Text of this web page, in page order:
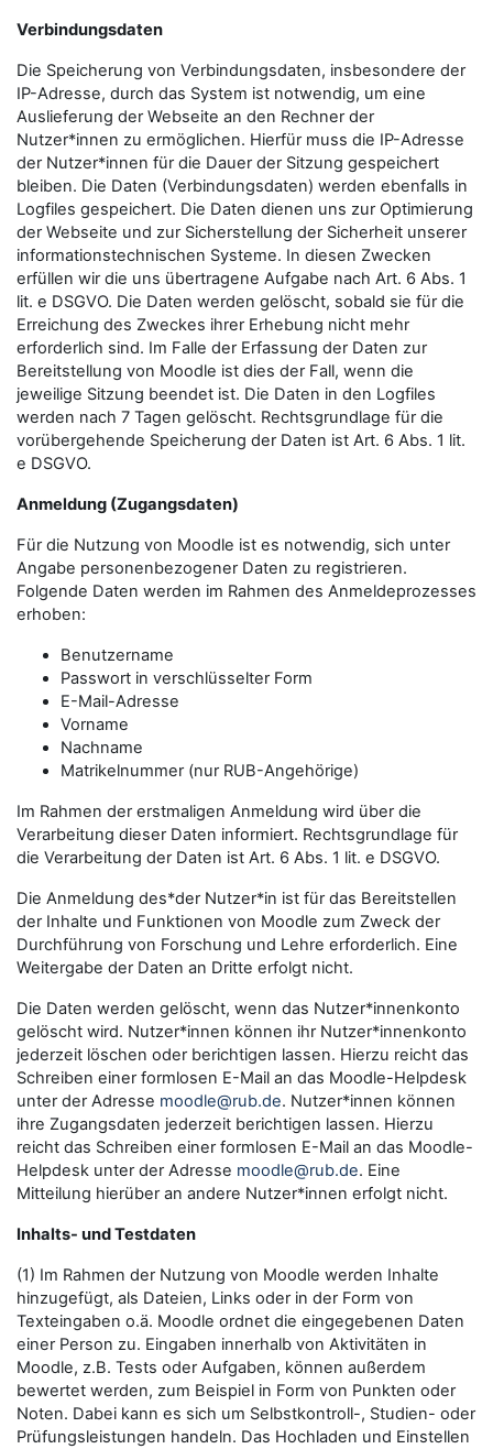
Verbindungsdaten
Die Speicherung von Verbindungsdaten, insbesondere der
IP-Adresse, durch das System ist notwendig, um eine
Auslieferung der Webseite an den Rechner der
Nutzer*innen zu ermöglichen. Hierfür muss die IP-Adresse
der Nutzer*innen für die Dauer der Sitzung gespeichert
bleiben. Die Daten (Verbindungsdaten) werden ebenfalls in
Logfiles gespeichert. Die Daten dienen uns zur Optimierung
der Webseite und zur Sicherstellung der Sicherheit unserer
informationstechnischen Systeme. In diesen Zwecken
erfüllen wir die uns übertragene Aufgabe nach Art. 6 Abs. 1
lit. e DSGVO. Die Daten werden gelöscht, sobald sie für die
Erreichung des Zweckes ihrer Erhebung nicht mehr
erforderlich sind. Im Falle der Erfassung der Daten zur
Bereitstellung von Moodle ist dies der Fall, wenn die
jeweilige Sitzung beendet ist. Die Daten in den Logfiles
werden nach 7 Tagen gelöscht. Rechtsgrundlage für die
vorübergehende Speicherung der Daten ist Art. 6 Abs. 1 lit.
e DSGVO.
Anmeldung (Zugangsdaten)
Für die Nutzung von Moodle ist es notwendig, sich unter
Angabe personenbezogener Daten zu registrieren.
Folgende Daten werden im Rahmen des Anmeldeprozesses
erhoben:
Benutzername
Passwort in verschlüsselter Form
E-Mail-Adresse
Vorname
Nachname
Matrikelnummer (nur RUB-Angehörige)
Im Rahmen der erstmaligen Anmeldung wird über die
Verarbeitung dieser Daten informiert. Rechtsgrundlage für
die Verarbeitung der Daten ist Art. 6 Abs. 1 lit. e DSGVO.
Die Anmeldung des*der Nutzer*in ist für das Bereitstellen
der Inhalte und Funktionen von Moodle zum Zweck der
Durchführung von Forschung und Lehre erforderlich. Eine
Weitergabe der Daten an Dritte erfolgt nicht.
Die Daten werden gelöscht, wenn das Nutzer*innenkonto
gelöscht wird. Nutzer*innen können ihr Nutzer*innenkonto
jederzeit löschen oder berichtigen lassen. Hierzu reicht das
Schreiben einer formlosen E-Mail an das Moodle-Helpdesk
unter der Adresse moodle@rub.de. Nutzer*innen können
ihre Zugangsdaten jederzeit berichtigen lassen. Hierzu
reicht das Schreiben einer formlosen E-Mail an das Moodle-
Helpdesk unter der Adresse moodle@rub.de. Eine
Mitteilung hierüber an andere Nutzer*innen erfolgt nicht.
Inhalts- und Testdaten
(1) Im Rahmen der Nutzung von Moodle werden Inhalte
hinzugefügt, als Dateien, Links oder in der Form von
Texteingaben o.ä. Moodle ordnet die eingegebenen Daten
einer Person zu. Eingaben innerhalb von Aktivitäten in
Moodle, z.B. Tests oder Aufgaben, können außerdem
bewertet werden, zum Beispiel in Form von Punkten oder
Noten. Dabei kann es sich um Selbstkontroll-, Studien- oder
Prüfungsleistungen handeln. Das Hochladen und Einstellen